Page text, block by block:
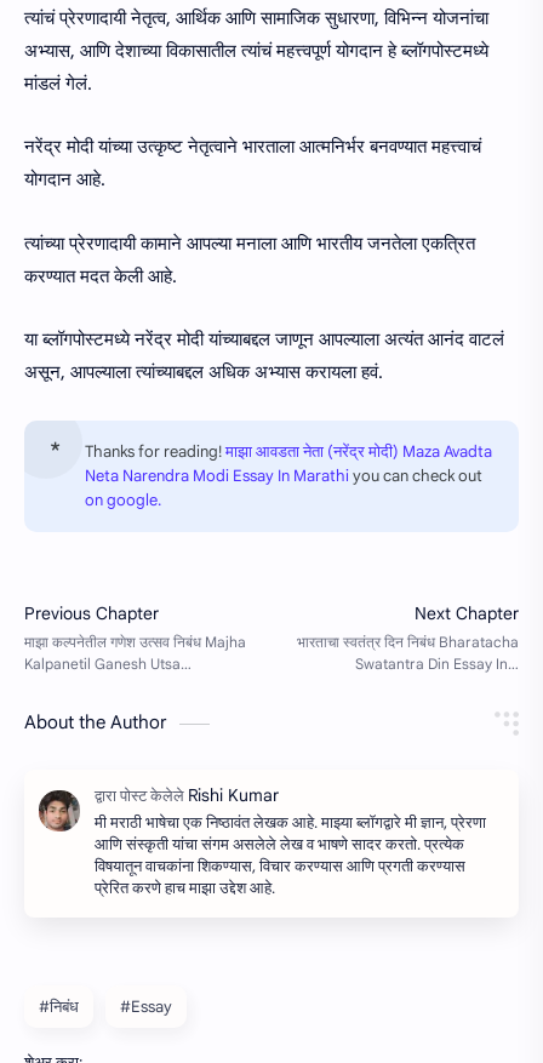
त्यांचं प्रेरणादायी नेतृत्व, आर्थिक आणि सामाजिक सुधारणा, विभिन्न योजनांचा
अभ्यास, आणि देशाच्या विकासातील त्यांचं महत्त्वपूर्ण योगदान हे ब्लॉगपोस्टमध्ये
मांडलं गेलं.
नरेंद्र मोदी यांच्या उत्कृष्ट नेतृत्वाने भारताला आत्मनिर्भर बनवण्यात महत्त्वाचं
योगदान आहे.
त्यांच्या प्रेरणादायी कामाने आपल्या मनाला आणि भारतीय जनतेला एकत्रित
करण्यात मदत केली आहे.
या ब्लॉगपोस्टमध्ये नरेंद्र मोदी यांच्याबद्दल जाणून आपल्याला अत्यंत आनंद वाटलं
असून, आपल्याला त्यांच्याबद्दल अधिक अभ्यास करायला हवं.
Thanks for reading!माझा आवडता नेता (नरेंद्र मोदी) Maza Avadta
Neta Narendra Modi Essay In Marathiyou can check out
on google.
About the Author
मी मराठी भाषेचा एक निष्ठावंत लेखक आहे. माझ्या ब्लॉगद्वारे मी ज्ञान, प्रेरणा
आणि संस्कृती यांचा संगम असलेले लेख व भाषणे सादर करतो. प्रत्येक
विषयातून वाचकांना शिकण्यास, विचार करण्यास आणि प्रगती करण्यास
प्रेरित करणे हाच माझा उद्देश आहे.
#निबंध #Essay